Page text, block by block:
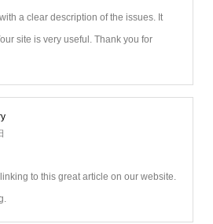
a clear description of the issues. It
site is very useful. Thank you for
to this great article on our website.